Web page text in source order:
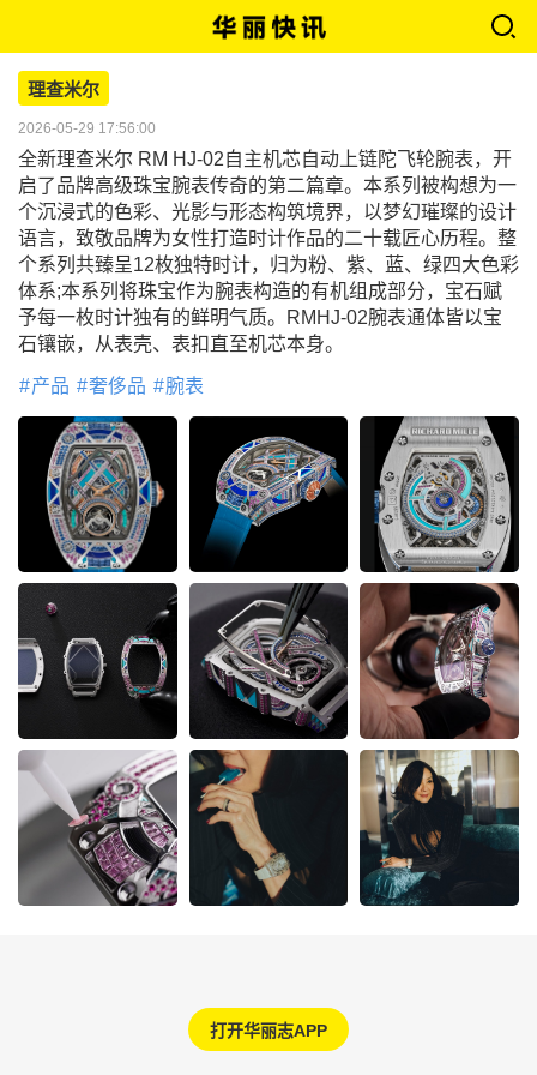
理查米尔
2026-05-29 17:56:00
全新理查米尔 RM HJ-02自主机芯自动上链陀飞轮腕表，开
启了品牌高级珠宝腕表传奇的第二篇章。本系列被构想为一
个沉浸式的色彩、光影与形态构筑境界，以梦幻璀璨的设计
语言，致敬品牌为女性打造时计作品的二十载匠心历程。整
个系列共臻呈12枚独特时计，归为粉、紫、蓝、绿四大色彩
体系;本系列将珠宝作为腕表构造的有机组成部分，宝石赋
予每一枚时计独有的鲜明气质。RMHJ-02腕表通体皆以宝
石镶嵌，从表壳、表扣直至机芯本身。
产品 奢侈品 腕表
打开华丽志APP